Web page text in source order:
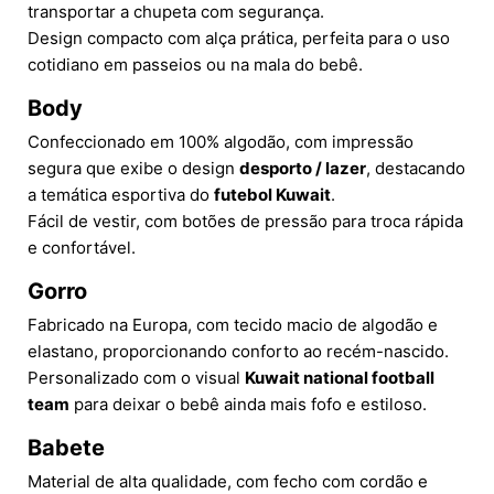
transportar a chupeta com segurança.
Design compacto com alça prática, perfeita para o uso
cotidiano em passeios ou na mala do bebê.
Body
Confeccionado em 100% algodão, com impressão
segura que exibe o design desporto / lazer, destacando
a temática esportiva do futebol Kuwait.
Fácil de vestir, com botões de pressão para troca rápida
e confortável.
Gorro
Fabricado na Europa, com tecido macio de algodão e
elastano, proporcionando conforto ao recém-nascido.
Personalizado com o visual Kuwait national football
team para deixar o bebê ainda mais fofo e estiloso.
Babete
Material de alta qualidade, com fecho com cordão e